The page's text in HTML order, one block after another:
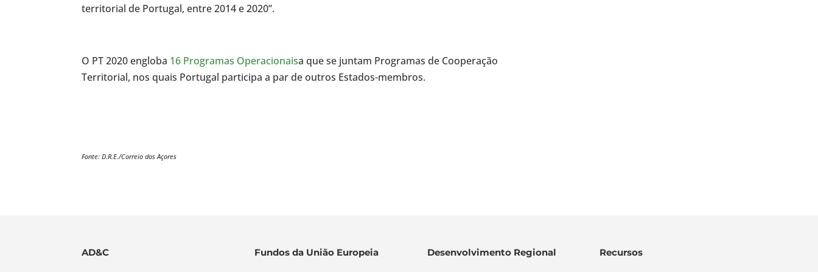
territorial de Portugal, entre 2014 e 2020”.
O PT 2020 engloba 16 Programas Operacionaisa que se juntam Programas de Cooperação
Territorial, nos quais Portugal participa a par de outros Estados-membros.
Fonte: D.R.E./Correio dos Açores
AD&C Fundos da União Europeia Desenvolvimento Regional Recursos